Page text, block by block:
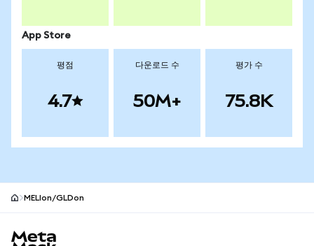
App Store
평점
4.7
다운로드 수
50M+
평가 수
75.8K
MELIon/GLDon